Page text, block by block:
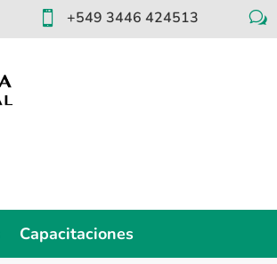
 +549 3446 424513 w
Capacitaciones